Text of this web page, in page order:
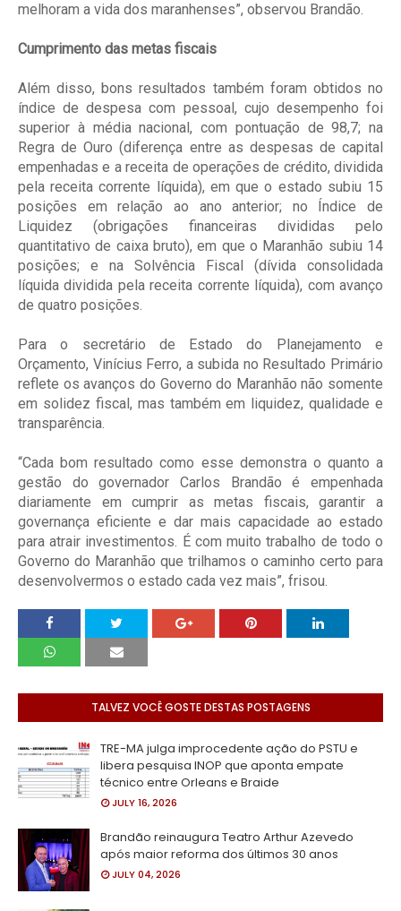
melhoram a vida dos maranhenses”, observou Brandão.
Cumprimento das metas fiscais
Além disso, bons resultados também foram obtidos no
índice de despesa com pessoal, cujo desempenho foi
superior à média nacional, com pontuação de 98,7; na
Regra de Ouro (diferença entre as despesas de capital
empenhadas e a receita de operações de crédito, dividida
pela receita corrente líquida), em que o estado subiu 15
posições em relação ao ano anterior; no Índice de
Liquidez (obrigações financeiras divididas pelo
quantitativo de caixa bruto), em que o Maranhão subiu 14
posições; e na Solvência Fiscal (dívida consolidada
líquida dividida pela receita corrente líquida), com avanço
de quatro posições.
Para o secretário de Estado do Planejamento e
Orçamento, Vinícius Ferro, a subida no Resultado Primário
reflete os avanços do Governo do Maranhão não somente
em solidez fiscal, mas também em liquidez, qualidade e
transparência.
“Cada bom resultado como esse demonstra o quanto a
gestão do governador Carlos Brandão é empenhada
diariamente em cumprir as metas fiscais, garantir a
governança eficiente e dar mais capacidade ao estado
para atrair investimentos. É com muito trabalho de todo o
Governo do Maranhão que trilhamos o caminho certo para
desenvolvermos o estado cada vez mais”, frisou.
TALVEZ VOCÊ GOSTE DESTAS POSTAGENS
TRE-MA julga improcedente ação do PSTU e
libera pesquisa INOP que aponta empate
técnico entre Orleans e Braide
JULY 16, 2026
Brandão reinaugura Teatro Arthur Azevedo
após maior reforma dos últimos 30 anos
JULY 04, 2026